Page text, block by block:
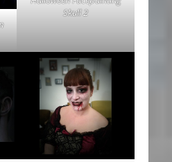
Skull 2